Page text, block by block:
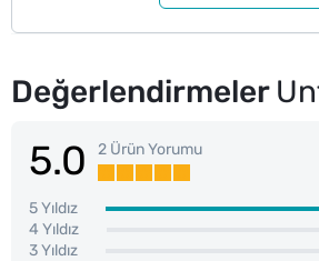
Değerlendirmeler
5.0 2 Ürün Yorumu
5 Yıldız
4 Yıldız
3 Yıldız